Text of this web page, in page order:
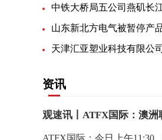
山东新北方电气被暂停产
资讯
观速讯丨ATFX国际：澳洲
ATFX国际：今日上午11:30